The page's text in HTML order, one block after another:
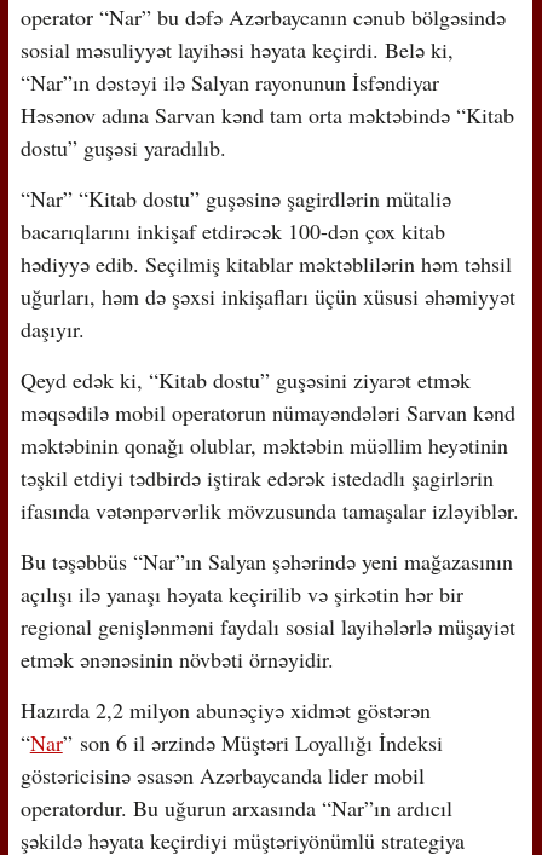
operator “Nar” bu dəfə Azərbaycanın cənub bölgəsində
sosial məsuliyyət layihəsi həyata keçirdi. Belə ki,
“Nar”ın dəstəyi ilə Salyan rayonunun İsfəndiyar
Həsənov adına Sarvan kənd tam orta məktəbində “Kitab
dostu” guşəsi yaradılıb.
“Nar” “Kitab dostu” guşəsinə şagirdlərin mütaliə
bacarıqlarını inkişaf etdirəcək 100-dən çox kitab
hədiyyə edib. Seçilmiş kitablar məktəblilərin həm təhsil
uğurları, həm də şəxsi inkişafları üçün xüsusi əhəmiyyət
daşıyır.
Qeyd edək ki, “Kitab dostu” guşəsini ziyarət etmək
məqsədilə mobil operatorun nümayəndələri Sarvan kənd
məktəbinin qonağı olublar, məktəbin müəllim heyətinin
təşkil etdiyi tədbirdə iştirak edərək istedadlı şagirlərin
ifasında vətənpərvərlik mövzusunda tamaşalar izləyiblər.
Bu təşəbbüs “Nar”ın Salyan şəhərində yeni mağazasının
açılışı ilə yanaşı həyata keçirilib və şirkətin hər bir
regional genişlənməni faydalı sosial layihələrlə müşayiət
etmək ənənəsinin növbəti örnəyidir.
Hazırda 2,2 milyon abunəçiyə xidmət göstərən
“Nar” son 6 il ərzində Müştəri Loyallığı İndeksi
göstəricisinə əsasən Azərbaycanda lider mobil
operatordur. Bu uğurun arxasında “Nar”ın ardıcıl
şəkildə həyata keçirdiyi müştəriyönümlü strategiya